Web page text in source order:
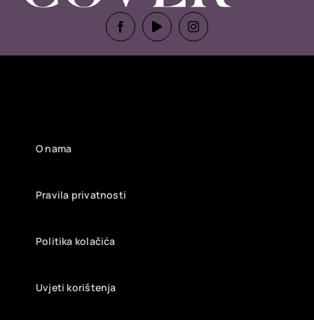
O nama
Pravila privatnosti
Politika kolačića
Uvjeti korištenja